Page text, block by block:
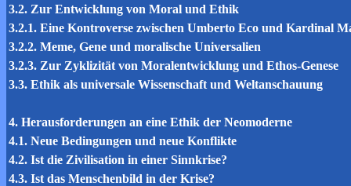
3.2. Zur Entwicklung von Moral und Ethik
3.2.1. Eine Kontroverse zwischen Umberto Eco und Kardinal
3.2.2. Meme, Gene und moralische Universalien
3.2.3. Zur Zyklizität von Moralentwicklung und Ethos-Genese
3.3. Ethik als universale Wissenschaft und Weltanschauung
4. Herausforderungen an eine Ethik der Neomoderne
4.1. Neue Bedingungen und neue Konflikte
4.2. Ist die Zivilisation in einer Sinnkrise?
4.3. Ist das Menschenbild in der Krise?